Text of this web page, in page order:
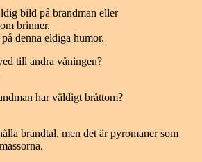
denna eldiga humor.
till andra våningen?
har väldigt bråttom?
brandtal, men det är pyromaner som